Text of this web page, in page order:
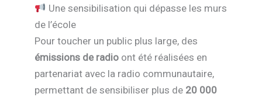
Une sensibilisation qui dépasse les murs
de l’école
Pour toucher un public plus large, des
émissions de radio ont été réalisées en
partenariat avec la radio communautaire,
permettant de sensibiliser plus de 20 000